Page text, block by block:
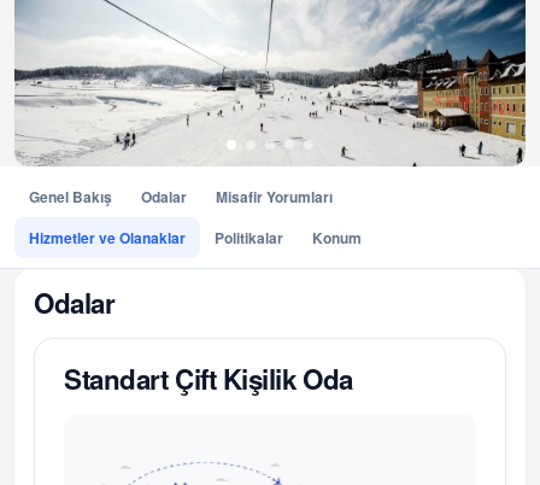
Genel Bakış Odalar
Misafir Yorumları
Hizmetler ve Olanaklar
Politikalar Konum
Odalar
Standart Çift Kişilik Oda